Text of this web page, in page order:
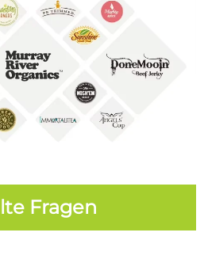
Fragen